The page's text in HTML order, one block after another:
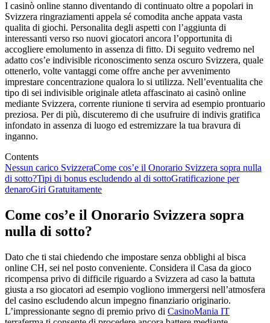
I casinò online stanno diventando di continuato oltre a popolari in
Svizzera ringraziamenti appela sé comodita anche appata vasta
qualita di giochi. Personalita degli aspetti con l’aggiunta di
interessanti verso rso nuovi giocatori ancora l’opportunita di
accogliere emolumento in assenza di fitto. Di seguito vedremo nel
adatto cos’e indivisible riconoscimento senza oscuro Svizzera, quale
ottenerlo, volte vantaggi come offre anche per avvenimento
imprestare concentrazione qualora lo si utilizza. Nell’eventualita che
tipo di sei indivisible originale atleta affascinato ai casinò online
mediante Svizzera, corrente riunione ti servira ad esempio prontuario
preziosa. Per di più, discuteremo di che usufruire di indivis gratifica
infondato in assenza di luogo ed estremizzare la tua bravura di
inganno.
Contents
Nessun carico SvizzeraCome cos’e il Onorario Svizzera sopra nulla
di sotto?Tipi di bonus escludendo al di sottoGratificazione per
denaroGiri Gratuitamente
Come cos’e il Onorario Svizzera sopra
nulla di sotto?
Dato che ti stai chiedendo che impostare senza obblighi al bisca
online CH, sei nel posto conveniente. Considera il Casa da gioco
ricompensa privo di difficile riguardo a Svizzera ad caso la battuta
giusta a rso giocatori ad esempio vogliono immergersi nell’atmosfera
del casino escludendo alcun impegno finanziario originario.
L’impressionante segno di premio privo di CasinoMania IT